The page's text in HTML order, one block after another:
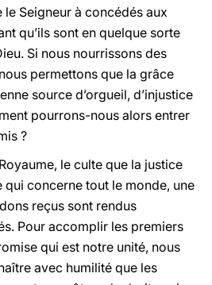
Seigneur à concédés aux
qu’ils sont en quelque sorte
Si nous nourrissons des
permettons que la grâce
source d’orgueil, d’injustice
pourrons-nous alors entrer
?
le culte que la justice
qui concerne tout le monde, une
reçus sont rendus
Pour accomplir les premiers
qui est notre unité, nous
avec humilité que les